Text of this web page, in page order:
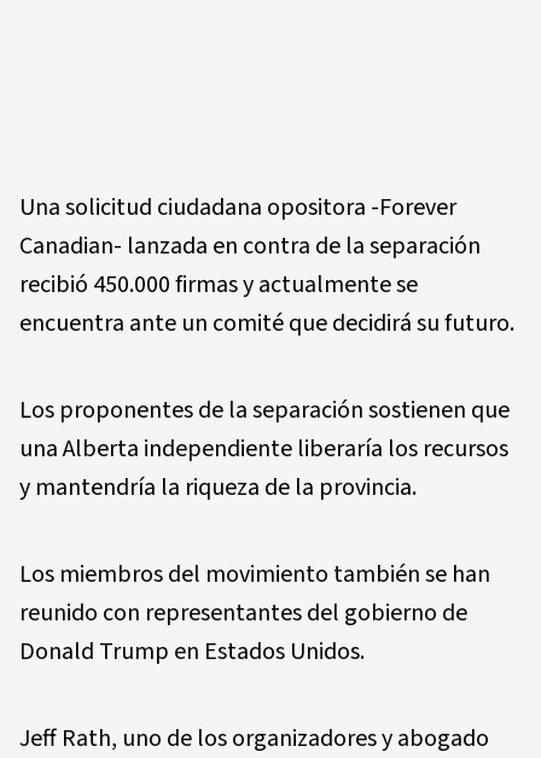
Una solicitud ciudadana opositora -Forever
Canadian- lanzada en contra de la separación
recibió 450.000 firmas y actualmente se
encuentra ante un comité que decidirá su futuro.
Los proponentes de la separación sostienen que
una Alberta independiente liberaría los recursos
y mantendría la riqueza de la provincia.
Los miembros del movimiento también se han
reunido con representantes del gobierno de
Donald Trump en Estados Unidos.
Jeff Rath, uno de los organizadores y abogado